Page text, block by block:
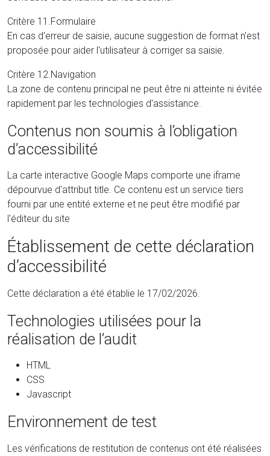
Critère 11.Formulaire
En cas d'erreur de saisie, aucune suggestion de format n'est
proposée pour aider l'utilisateur à corriger sa saisie.
Critère 12.Navigation
La zone de contenu principal ne peut être ni atteinte ni évitée
rapidement par les technologies d'assistance.
Contenus non soumis à l’obligation
d’accessibilité
La carte interactive Google Maps comporte une iframe
dépourvue d'attribut title. Ce contenu est un service tiers
fourni par une entité externe et ne peut être modifié par
l'éditeur du site
Établissement de cette déclaration
d’accessibilité
Cette déclaration a été établie le 17/02/2026.
Technologies utilisées pour la
réalisation de l’audit
HTML
CSS
Javascript
Environnement de test
Les vérifications de restitution de contenus ont été réalisées